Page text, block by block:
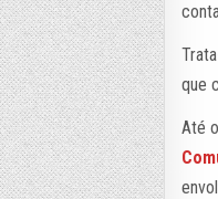
que
Até